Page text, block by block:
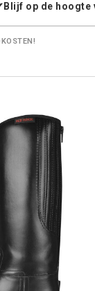
op de